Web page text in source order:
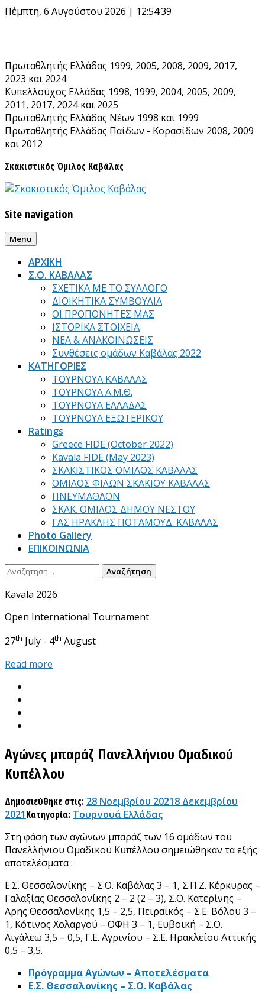
Skip
Πέμπτη, 6 Αυγούστου 2026 | 12:54:39
Πρωταθλητής Ελλάδας 1999, 2005, 2008, 2009, 2017,
2023 και 2024
Κυπελλούχος Ελλάδας 1998, 1999, 2004, 2005, 2009,
2011, 2017, 2024 και 2025
Πρωταθλητής Ελλάδας Νέων 1998 και 1999
Πρωταθλητής Ελλάδας Παίδων - Κορασίδων 2008, 2009
και 2012
Σκακιστικός Όμιλος Καβάλας
Site navigation
Menu
ΑΡΧΙΚΗ
Σ.Ο. ΚΑΒΑΛΑΣ
ΣΧΕΤΙΚΑ ΜΕ ΤΟ ΣΥΛΛΟΓΟ
ΔΙΟΙΚΗΤΙΚΑ ΣΥΜΒΟΥΛΙΑ
ΟΙ ΠΡΟΠΟΝΗΤΕΣ ΜΑΣ
ΙΣΤΟΡΙΚΑ ΣΤΟΙΧΕΙΑ
ΝΕΑ & ΑΝΑΚΟΙΝΩΣΕΙΣ
Συνθέσεις ομάδων Καβάλας 2022
ΚΑΤΗΓΟΡΙΕΣ
ΤΟΥΡΝΟΥΑ ΚΑΒΑΛΑΣ
ΤΟΥΡΝΟΥΑ Α.Μ.Θ.
ΤΟΥΡΝΟΥΑ ΕΛΛΑΔΑΣ
ΤΟΥΡΝΟΥΑ ΕΞΩΤΕΡΙΚΟΥ
Ratings
Greece FIDE (October 2022)
Kavala FIDE (May 2023)
ΣΚΑΚΙΣΤΙΚΟΣ ΟΜΙΛΟΣ ΚΑΒΑΛΑΣ
ΟΜΙΛΟΣ ΦΙΛΩΝ ΣΚΑΚΙΟΥ ΚΑΒΑΛΑΣ
ΠΝΕΥΜΑΘΛΟΝ
ΣΚΑΚ. ΟΜΙΛΟΣ ΔΗΜΟΥ ΝΕΣΤΟΥ
ΓΑΣ ΗΡΑΚΛΗΣ ΠΟΤΑΜΟΥΔ. ΚΑΒΑΛΑΣ
Photo Gallery
ΕΠΙΚΟΙΝΩΝΙΑ
Αναζήτηση
Kavala 2026
Open International Tournament
27th July - 4th August
Read more
Αγώνες μπαράζ Πανελλήνιου Ομαδικού
Κυπέλλου
Δημοσιεύθηκε στις: 28 Νοεμβρίου 20218 Δεκεμβρίου
2021Κατηγορία: Τουρνουά Ελλάδας
Στη φάση των αγώνων μπαράζ των 16 ομάδων του
Πανελλήνιου Ομαδικού Κυπέλλου σημειώθηκαν τα εξής
αποτελέσματα :
Ε.Σ. Θεσσαλονίκης – Σ.Ο. Καβάλας 3 – 1, Σ.Π.Ζ. Κέρκυρας –
Γαλαξίας Θεσσαλονίκης 2 – 2 (2 – 3), Σ.Ο. Κατερίνης –
Αρης Θεσσαλονίκης 1,5 – 2,5, Πειραϊκός – Σ.Ε. Βόλου 3 –
1, Κότινος Χολαργού – ΟΦΗ 3 – 1, Ευβοϊκή – Σ.Ο.
Αιγάλεω 3,5 – 0,5, Γ.Ε. Αγρινίου – Σ.Ε. Ηρακλείου Αττικής
0,5 – 3,5.
Πρόγραμμα Αγώνων – Αποτελέσματα
Ε.Σ. Θεσσαλονίκης – Σ.Ο. Καβάλας